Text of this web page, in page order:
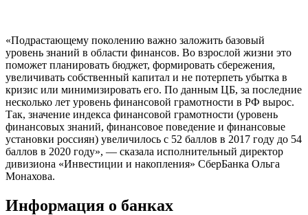
«Подрастающему поколению важно заложить базовый
уровень знаний в области финансов. Во взрослой жизни это
поможет планировать бюджет, формировать сбережения,
увеличивать собственный капитал и не потерпеть убытка в
кризис или минимизировать его. По данным ЦБ, за последние
несколько лет уровень финансовой грамотности в РФ вырос.
Так, значение индекса финансовой грамотности (уровень
финансовых знаний, финансовое поведение и финансовые
установки россиян) увеличилось с 52 баллов в 2017 году до 54
баллов в 2020 году», — сказала исполнительный директор
дивизиона «Инвестиции и накопления» СберБанка Ольга
Монахова.
Информация о банках